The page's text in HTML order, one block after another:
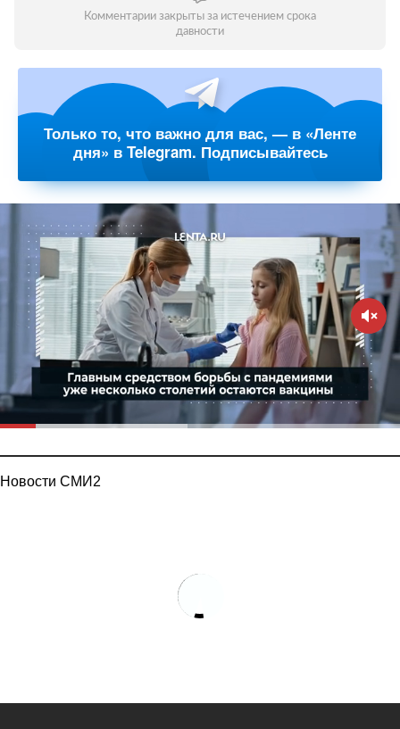
Комментарии закрыты за истечением срока
давности
Только то, что важно для вас, — в «Ленте
дня» в Telegram. Подписывайтесь
Новости СМИ2